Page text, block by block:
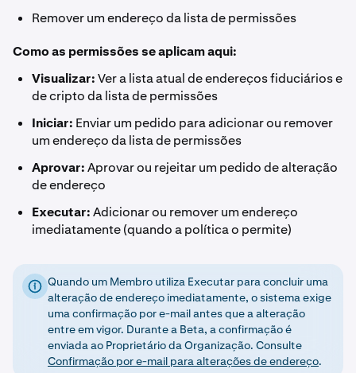
Remover um endereço da lista de permissões
Como as permissões se aplicam aqui:
Visualizar:Ver a lista atual de endereços fiduciários e
de cripto da lista de permissões
Iniciar: Enviar um pedido para adicionar ou remover
um endereço da lista de permissões
Aprovar:Aprovar ou rejeitar um pedido de alteração
de endereço
Executar:Adicionar ou remover um endereço
imediatamente (quando a política o permite)
Quando um Membro utiliza Executar para concluir uma
alteração de endereço imediatamente, o sistema exige
uma confirmação por e-mail antes que a alteração
entre em vigor. Durante a Beta, a confirmação é
enviada ao Proprietário da Organização. Consulte
Confirmação por e-mail para alterações de endereço.